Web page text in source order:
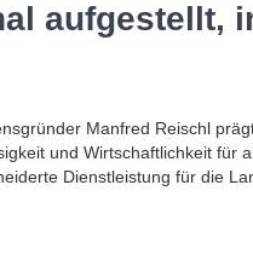
aufgestellt,
Manfred Reischl
und Wirtschaftlichkeit für
Dienstleistung für die